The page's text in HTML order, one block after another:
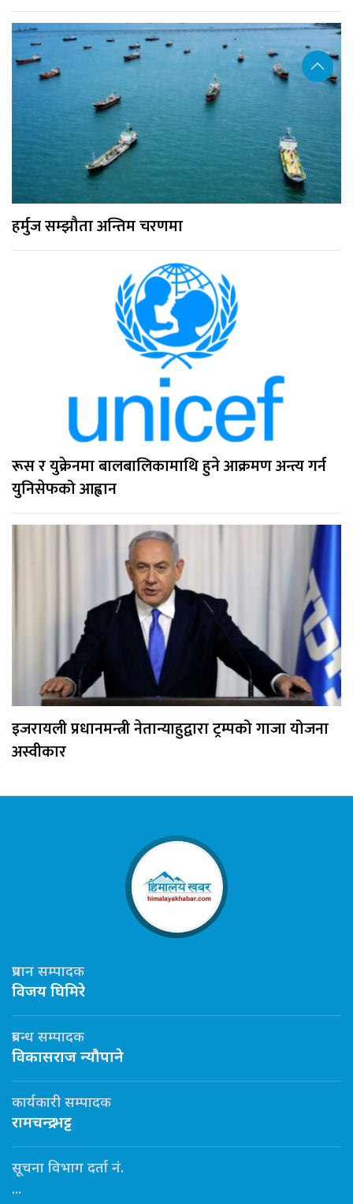
हर्मुज सम्झौता अन्तिम चरणमा
रूस र युक्रेनमा बालबालिकामाथि हुने आक्रमण अन्त्य गर्न
युनिसेफको आह्वान
इजरायली प्रधानमन्त्री नेतान्याहुद्वारा ट्रम्पको गाजा योजना
अस्वीकार
प्रधान सम्पादक
विजय घिमिरे
प्रबन्ध सम्पादक
विकासराज न्यौपाने
कार्यकारी सम्पादक
रामचन्द्र भट्ट
सूचना विभाग दर्ता नं.
...